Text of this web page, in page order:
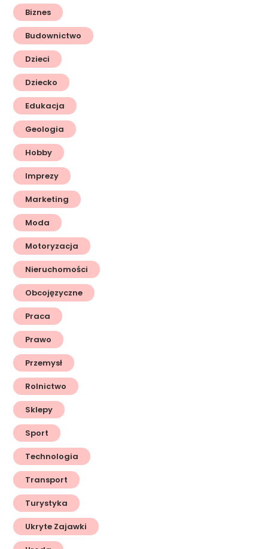
Biznes
Budownictwo
Dzieci
Dziecko
Edukacja
Geologia
Hobby
Imprezy
Marketing
Moda
Motoryzacja
Nieruchomości
Obcojęzyczne
Praca
Prawo
Przemysł
Rolnictwo
Sklepy
Sport
Technologia
Transport
Turystyka
Ukryte Zajawki